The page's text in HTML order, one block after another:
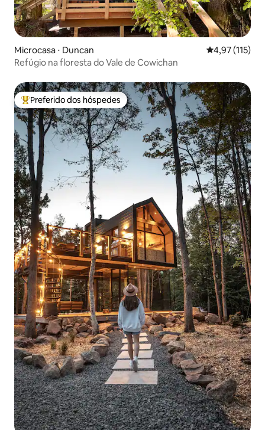
Microcasa ⋅ Duncan 4,97 de uma
4,97 (115)
Refúgio na floresta do Vale de Cowichan
Entre os melhores preferidos dos hóspedes
Preferido dos hóspedes